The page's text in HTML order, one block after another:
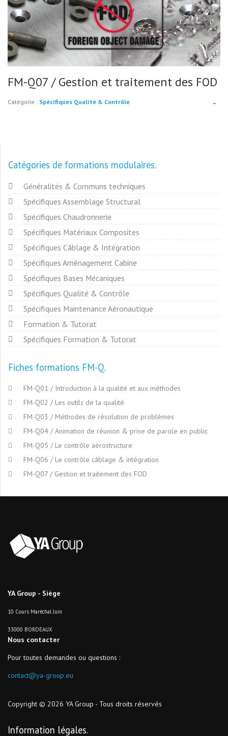
FM-Q07 / Gestion et traitement des FOD
Catégorie : Spécifiques Qualité & Contrôle
Catégories de formations modulaires
Généralités & Communs techniques
Spécifiques Assemblage Structural
Spécifiques Chaudronnerie
Spécifiques Matériaux Composites
Spécifiques Câblage & Intégration
Spécifiques Aménagement Cabine
Spécifiques Bases Mécaniques
Spécifiques Qualité & Contrôle
Spécifiques Maintenance Aéronautique
Formation & Tutorat
Spécifiques Formation & Tutorat
Fiches formations FM-Q
FM-Q01 / Introduction à la qualité et aux méthodes
FM-Q02 / Les outils de la qualité
FM-Q03 / Méthodes de résolution de problèmes
FM-Q04 / Animation de réunion & prise de parole en public
FM-Q05 / Le contrôle aérostructure
FM-Q06 / Le contrôle câblage & intégration
FM-Q07 / Gestion et traitement des FOD
YA Group - Siège
10 Cours Maréchal Juin
33000 BORDEAUX
Nous contacter
Pour toutes demandes ou questions :
contact@ya-group.eu
Copyright © 2026 YA Group - Tous droits réservés
Information légales